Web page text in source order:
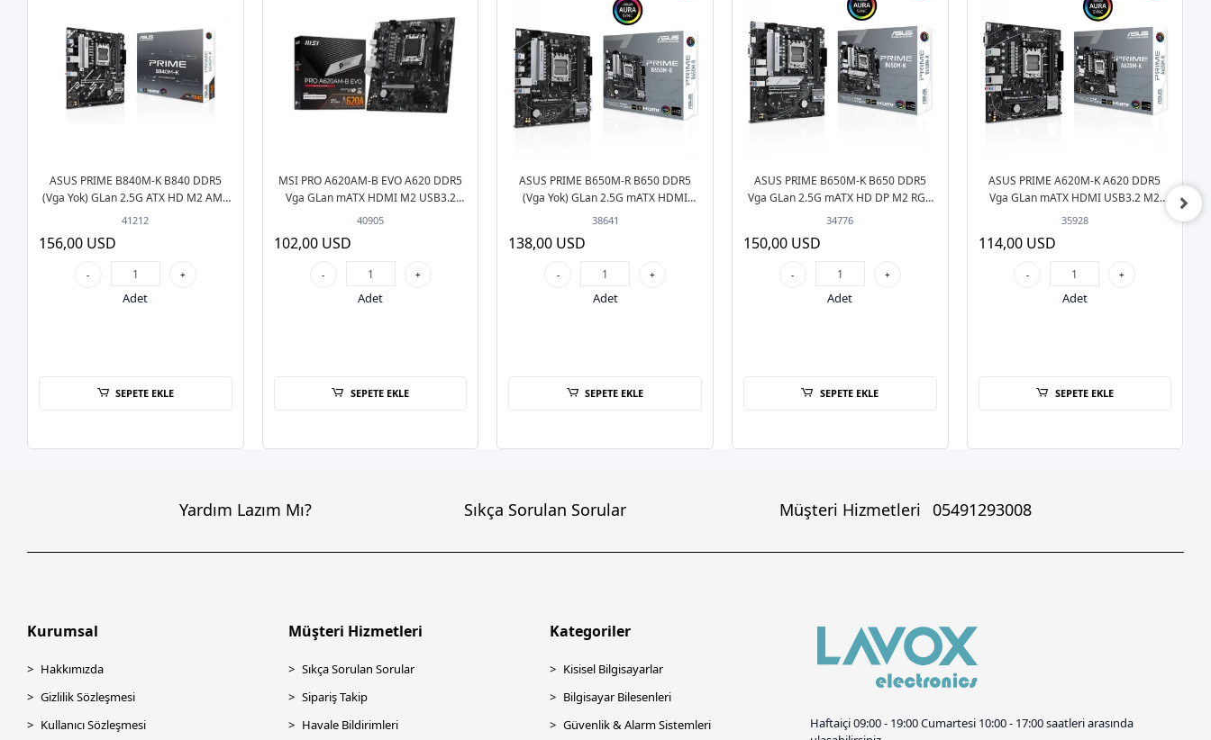
ASUS PRIME B840M-K B840 DDR5
(Vga Yok) GLan 2.5G ATX HD M2 AM5
AMD Anakart
41212
156,00 USD
- +
Adet
SEPETE EKLE
MSI PRO A620AM-B EVO A620 DDR5
Vga GLan mATX HDMI M2 USB3.2
AM5 AMD Anakart
40905
102,00 USD
- +
Adet
SEPETE EKLE
ASUS PRIME B650M-R B650 DDR5
(Vga Yok) GLan 2.5G mATX HDMI
USB3 ARGB 2xM2 AM5 AMD Anakart
38641
138,00 USD
- +
Adet
SEPETE EKLE
ASUS PRIME B650M-K B650 DDR5
Vga GLan 2.5G mATX HD DP M2 RGB
TYPE-C AM5 AMD Anakart
34776
150,00 USD
- +
Adet
SEPETE EKLE
ASUS PRIME A620M-K A620 DDR5
Vga GLan mATX HDMI USB3.2 M2
RGB AM5 AMD Anakart
35928
114,00 USD
- +
Adet
SEPETE EKLE
Yardım Lazım Mı? Sıkça Sorulan Sorular Müşteri Hizmetleri 05491293008
Kurumsal
Hakkımızda
Gizlilik Sözleşmesi
Kullanıcı Sözleşmesi
Müşteri Hizmetleri
Sıkça Sorulan Sorular
Sipariş Takip
Havale Bildirimleri
Kategoriler
Kisisel Bilgisayarlar
Bilgisayar Bilesenleri
Güvenlik & Alarm Sistemleri
Haftaiçi 09:00 - 19:00 Cumartesi 10:00 - 17:00 saatleri arasında